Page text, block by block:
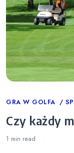
Categories
GRA W GOLFA
Czy każdy
1 min read